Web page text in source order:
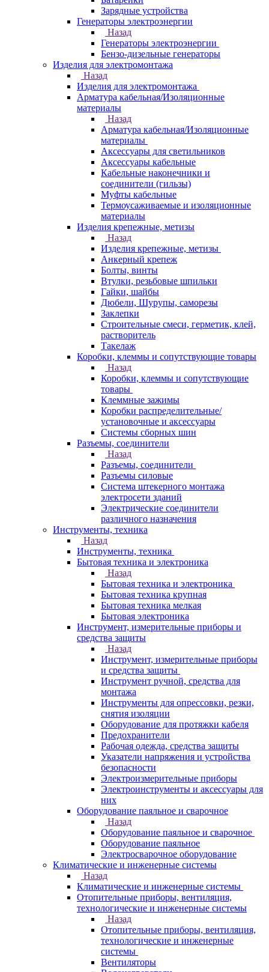
Зарядные устройства
Генераторы электроэнергии
Назад
Генераторы электроэнергии
Бензо-дизельные генераторы
Изделия для электромонтажа
Назад
Изделия для электромонтажа
Арматура кабельная/Изоляционные
материалы
Назад
Арматура кабельная/Изоляционные
материалы
Аксессуары для светильников
Аксессуары кабельные
Кабельные наконечники и
соединители (гильзы)
Муфты кабельные
Термоусаживаемые и изоляционные
материалы
Изделия крепежные, метизы
Назад
Изделия крепежные, метизы
Анкерный крепеж
Болты, винты
Втулки, резьбовые шпильки
Гайки, шайбы
Дюбели, Шурупы, саморезы
Заклепки
Строительные смеси, герметик, клей,
растворитель
Такелаж
Коробки, клеммы и сопутствующие товары
Назад
Коробки, клеммы и сопутствующие
товары
Клеммные зажимы
Коробки распределительные/
установочные и аксессуары
Системы сборных шин
Разъемы, соединители
Назад
Разъемы, соединители
Разъемы силовые
Система штекерного монтажа
электросети зданий
Электрические соединители
различного назначения
Инструменты, техника
Назад
Инструменты, техника
Бытовая техника и электроника
Назад
Бытовая техника и электроника
Бытовая техника крупная
Бытовая техника мелкая
Бытовая электроника
Инструмент, измерительные приборы и
средства защиты
Назад
Инструмент, измерительные приборы
и средства защиты
Инструмент ручной, средства для
монтажа
Инструменты для опрессовки, резки,
снятия изоляции
Оборудование для протяжки кабеля
Предохранители
Рабочая одежда, средства защиты
Указатели напряжения и устройства
безопасности
Электроизмерительные приборы
Электроинструменты и аксессуары для
них
Оборудование паяльное и сварочное
Назад
Оборудование паяльное и сварочное
Оборудование паяльное
Электросварочное оборудование
Климатические и инженерные системы
Назад
Климатические и инженерные системы
Отопительные приборы, вентиляция,
технологические и инженерные системы
Назад
Отопительные приборы, вентиляция,
технологические и инженерные
системы
Вентиляторы